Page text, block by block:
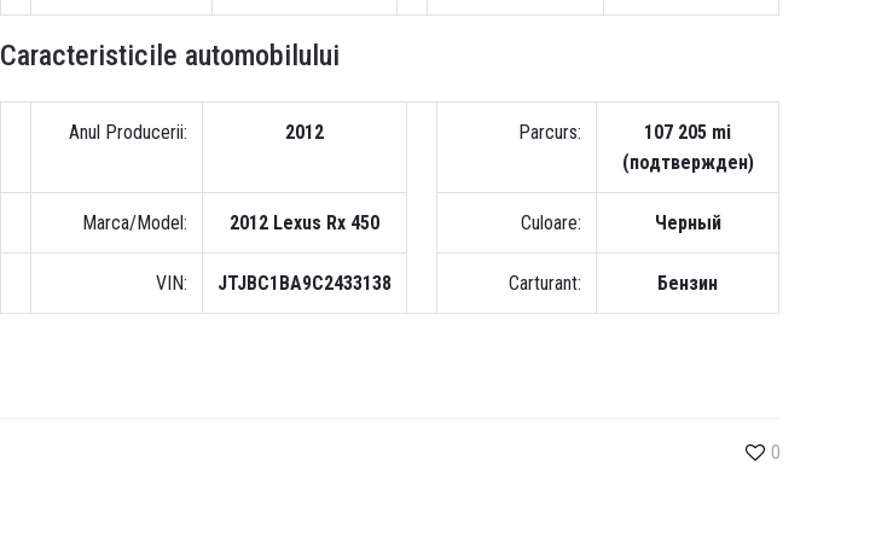
Caracteristicile automobilului
Anul Producerii: 2012 Parcurs:
107 205 mi
(подтвержден)
Marca/Model: 2012 Lexus Rx 450 Culoare: Черный
VIN: JTJBC1BA9C2433138 Carturant: Бензин
0